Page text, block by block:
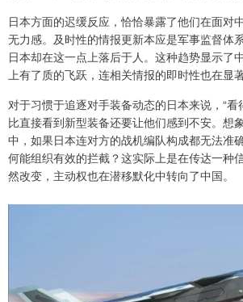
日本方面的迟缓反应，恰恰暴露了他们在面对
无力感。及时性的情报更新本应是军事监督体
日本却在这一点上落后于人。这种趋势显示了
上有了质的飞跃，连相关情报的即时性也在显著
对于习惯于追逐对手装备动态的日本来说，“看
比直接看到新型装备还要让他们感到不安。想
中，如果日本连对方的战机编队构成都无法准
何能组织有效的拦截？这实际上是在传达一种
然改变，主动权也在潜移默化中转向了中国。